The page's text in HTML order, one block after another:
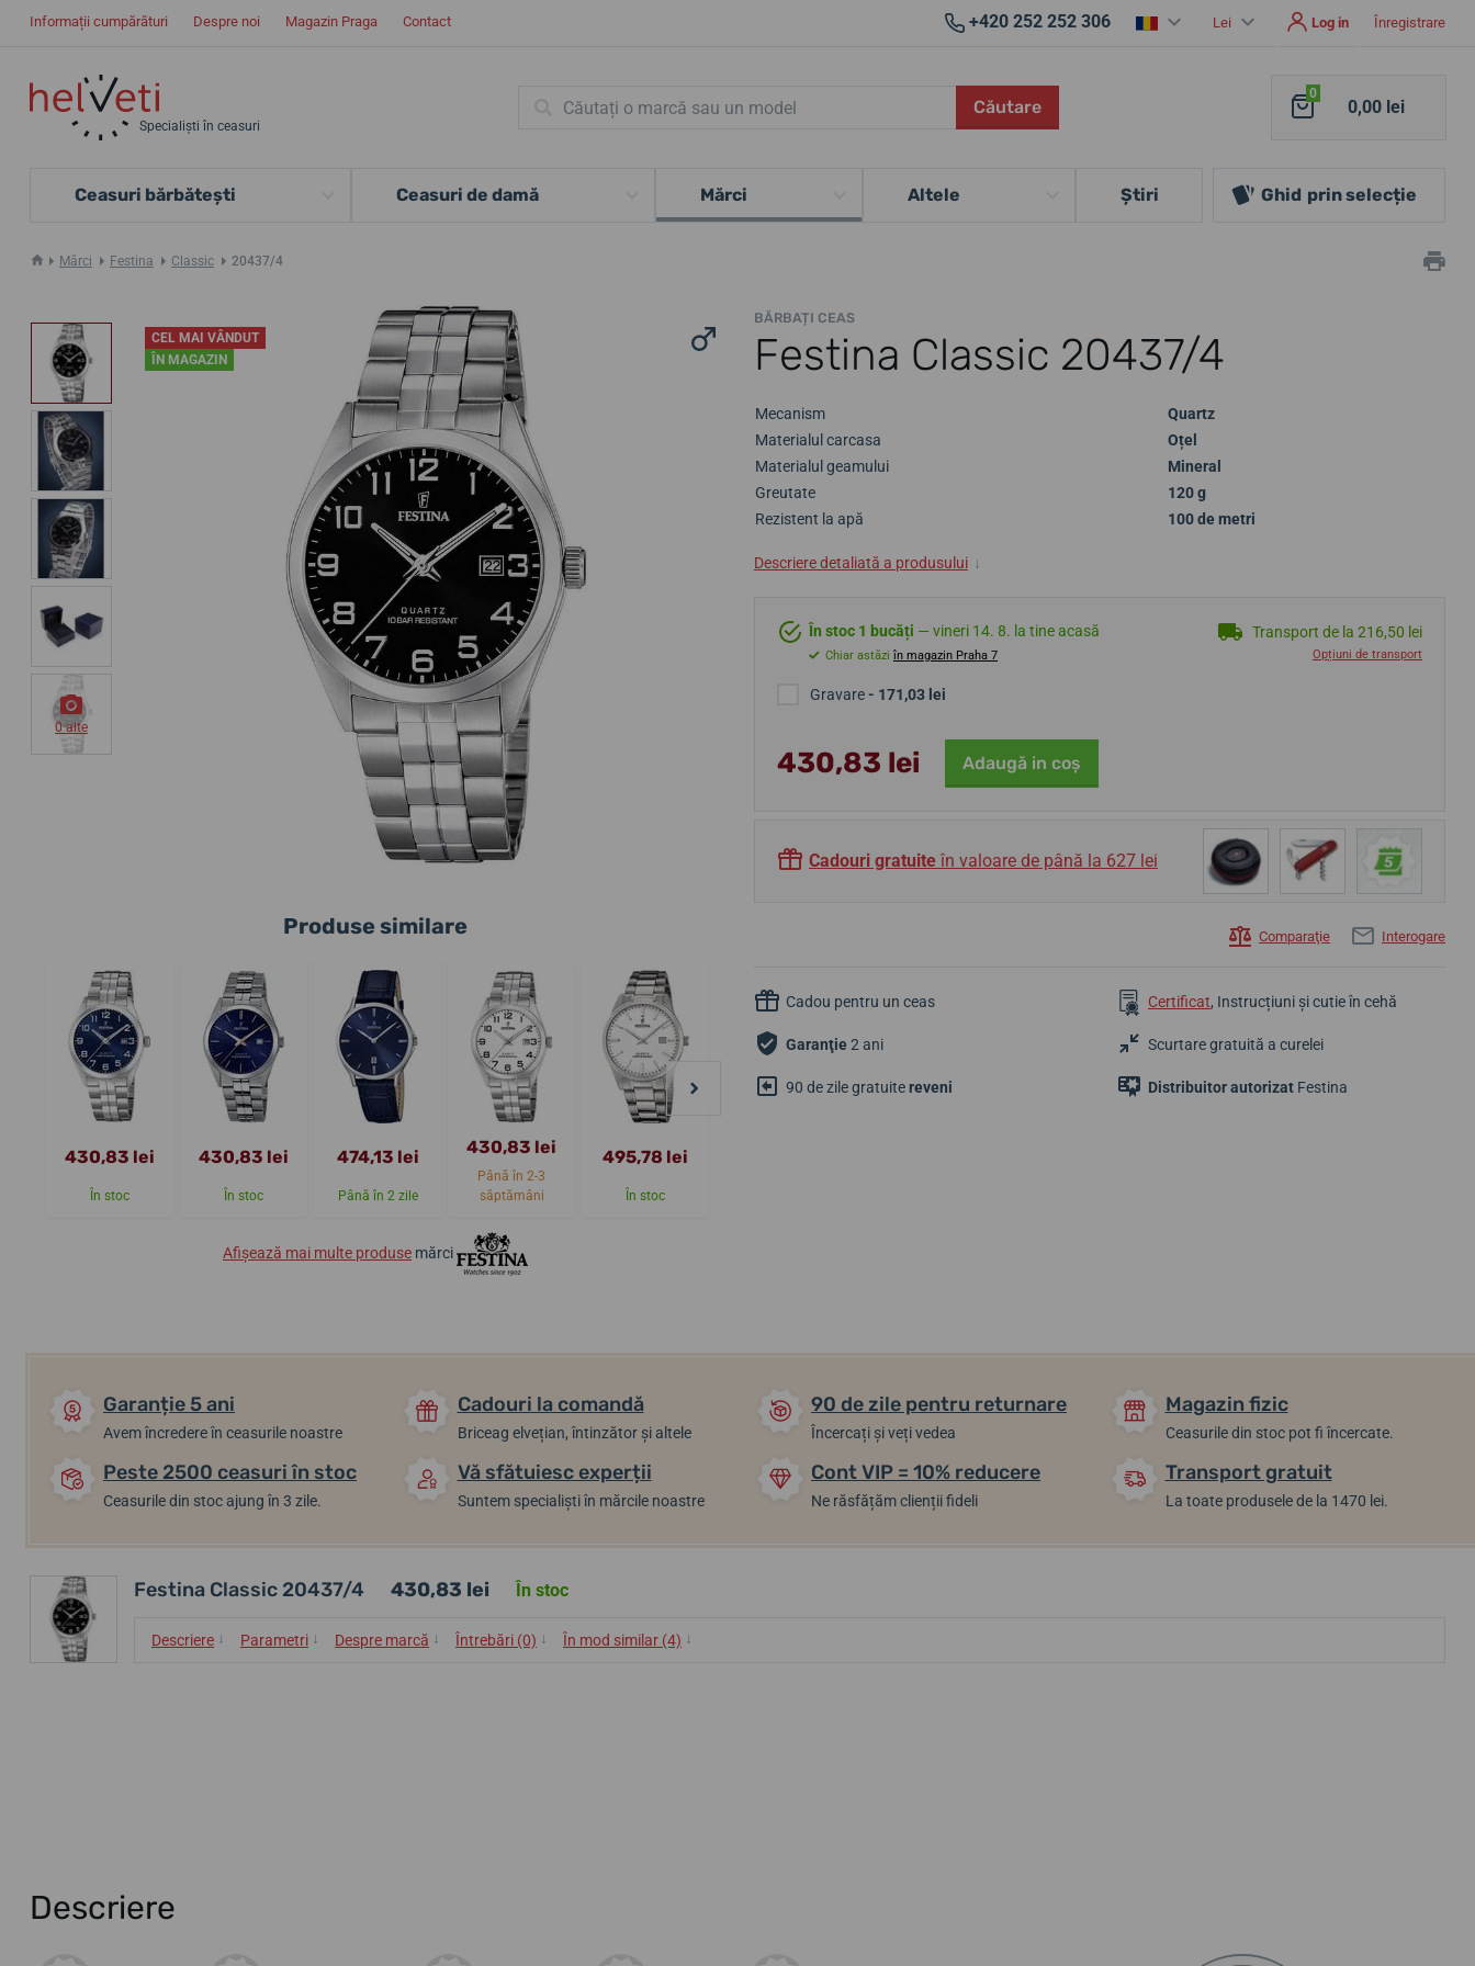
Informații cumpărături Despre noi Magazin Praga Contact +420 252 252 306 Lei Log in Înregistrare
Specialiști în ceasuri
Căutare
0
0,00 lei
Ceasuri bărbătești Ceasuri de damă Mărci Altele Ştiri Ghid prin selecție
Mărci Festina Classic 20437/4
BĂRBAȚI CEAS
Festina Classic 20437/4
CEL MAI VÂNDUT
ÎN MAGAZIN
0 alte
Mecanism
Quartz
Materialul carcasa
Oțel
Materialul geamului
Mineral
Greutate
120 g
Rezistent la apă
100 de metri
Descriere detaliată a produsului ↓
În stoc 1 bucăți — vineri 14. 8. la tine acasă
Chiar astăzi în magazin Praha 7
Transport de la 216,50 lei
Opțiuni de transport
Gravare- 171,03 lei
430,83 lei Adaugă in coş
Cadouri gratuite în valoare de până la 627 lei
Comparaţie Interogare
Cadou pentru un ceas Certificat, Instrucțiuni și cutie în cehă
Garanţie2 ani Scurtare gratuită a curelei
90 de zile gratuitereveni Distribuitor autorizat Festina
Produse similare
430,83 lei
În stoc
430,83 lei
În stoc
474,13 lei
Până în 2 zile
430,83 lei
Până în 2-3
săptămâni
495,78 lei
În stoc
Afișează mai multe produse mărci
Garanție 5 ani
Avem încredere în ceasurile noastre
Cadouri la comandă
Briceag elvețian, întinzător și altele
90 de zile pentru returnare
Încercați și veți vedea
Magazin fizic
Ceasurile din stoc pot fi încercate.
Peste 2500 ceasuri în stoc
Ceasurile din stoc ajung în 3 zile.
Vă sfătuiesc experții
Suntem specialiști în mărcile noastre
Cont VIP = 10% reducere
Ne răsfățăm clienții fideli
Transport gratuit
La toate produsele de la 1470 lei.
Festina Classic 20437/4 430,83 lei În stoc
Descriere ↓ Parametri ↓ Despre marcă ↓ Întrebări (0) ↓ În mod similar (4) ↓
Descriere